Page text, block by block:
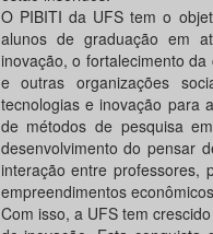
O PIBITI da UFS tem o
alunos de graduação em
inovação, o fortalecimento
e outras organizações
tecnologias e inovação para
de métodos de pesquisa
desenvolvimento do pensar
interação entre professores,
empreendimentos
Com isso, a UFS tem